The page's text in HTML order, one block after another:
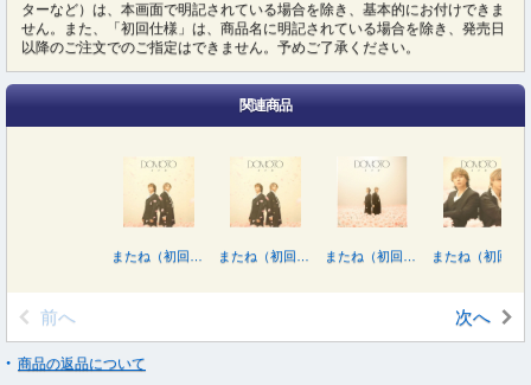
ターなど）は、本画面で明記されている場合を除き、基本的にお付けできま
せん。また、「初回仕様」は、商品名に明記されている場合を除き、発売日
以降のご注文でのご指定はできません。予めご了承ください。
関連商品
前へ 次へ
商品の返品について